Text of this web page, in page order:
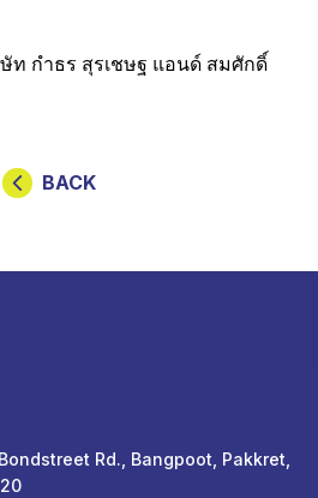
ท กำธร สุรเชษฐ แอนด์ สมศักดิ์
BACK
Rd., Bangpoot, Pakkret,